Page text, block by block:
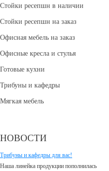
Стойки ресепшн в наличии
Стойки ресепшн на заказ
Офисная мебель на заказ
Офисные кресла и стулья
Готовые кухни
Трибуны и кафедры
Мягкая мебель
НОВОСТИ
Трибуны и кафедры для вас!
Наша линейка продукции пополнилась